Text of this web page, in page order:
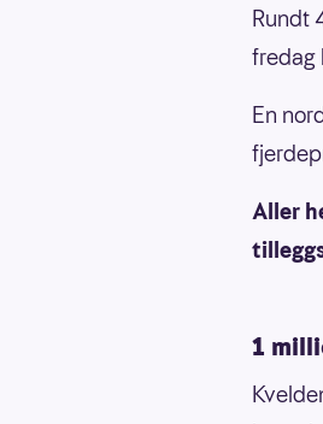
Rundt
fredag
En
Aller
1